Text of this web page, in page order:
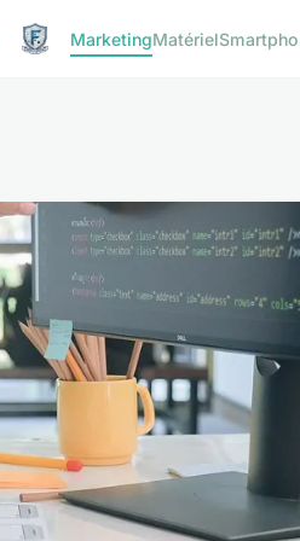
MarketingMatériel